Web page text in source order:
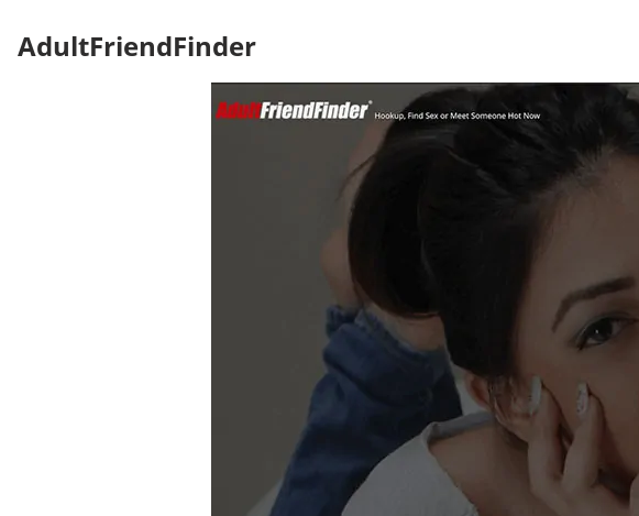
AdultFriendFinder